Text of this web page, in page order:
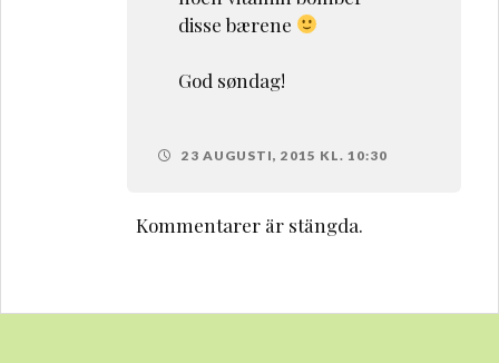
disse bærene
God søndag!
23 AUGUSTI, 2015 KL. 10:30
Kommentarer är stängda.